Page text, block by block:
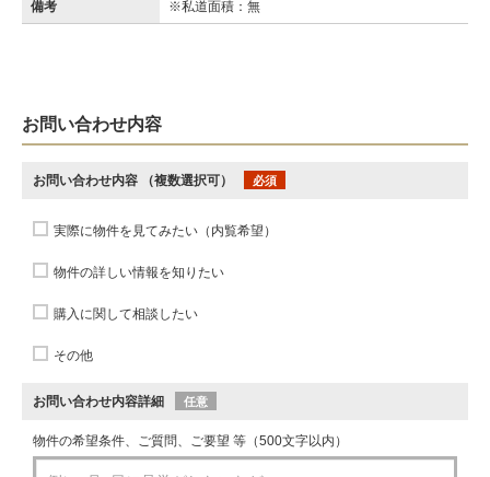
備考 ※私道面積：無
お問い合わせ内容
お問い合わせ内容 （複数選択可） 必須
実際に物件を見てみたい（内覧希望）
物件の詳しい情報を知りたい
購入に関して相談したい
その他
お問い合わせ内容詳細 任意
物件の希望条件、ご質問、ご要望 等（500文字以内）